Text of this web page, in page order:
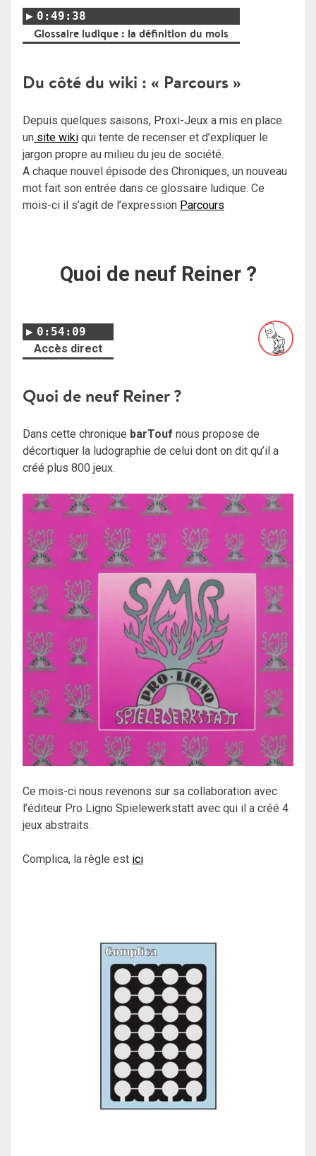
0:49:38
Glossaire ludique : la définition du mois
Du côté du wiki : « Parcours »
Depuis quelques saisons, Proxi-Jeux a mis en place
un site wiki qui tente de recenser et d’expliquer le
jargon propre au milieu du jeu de société.
A chaque nouvel épisode des Chroniques, un nouveau
mot fait son entrée dans ce glossaire ludique. Ce
mois-ci il s’agit de l’expression Parcours
Quoi de neuf Reiner ?
0:54:09
Accès direct
Quoi de neuf Reiner ?
Dans cette chronique barTouf nous propose de
décortiquer la ludographie de celui dont on dit qu’il a
créé plus 800 jeux.
Ce mois-ci nous revenons sur sa collaboration avec
l’éditeur Pro Ligno Spielewerkstatt avec qui il a créé 4
jeux abstraits.
Complica, la règle est ici